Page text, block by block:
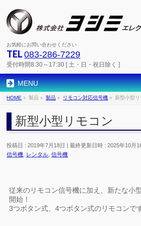
お気軽にお問い合わせください
TEL083-286-7229
受付時間8:30～17:30 [ 土・日・祝日除く ]
MENU
HOME » 製品 » 製品 » リモコン対応信号機 » 新型小型リ
新型小型リモコン
投稿日 : 2019年7月18日 最終更新日時 : 2025年10月
信号機 レンタル ,信号機
従来のリモコン信号機に加え、新たな小
開始！
3つボタン式、4つボタン式のリモコンで